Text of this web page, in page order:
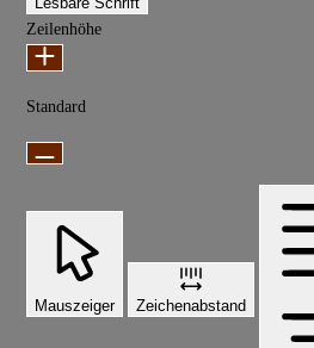
Zeilenhöhe
Standard
Mauszeiger Zeichenabstand